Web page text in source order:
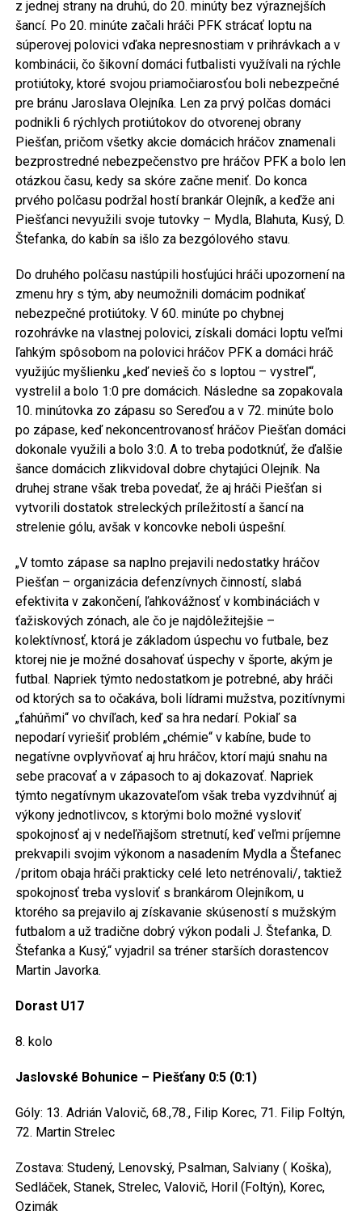
z jednej strany na druhú, do 20. minúty bez výraznejších
šancí. Po 20. minúte začali hráči PFK strácať loptu na
súperovej polovici vďaka nepresnostiam v prihrávkach a v
kombinácii, čo šikovní domáci futbalisti využívali na rýchle
protiútoky, ktoré svojou priamočiarosťou boli nebezpečné
pre bránu Jaroslava Olejníka. Len za prvý polčas domáci
podnikli 6 rýchlych protiútokov do otvorenej obrany
Piešťan, pričom všetky akcie domácich hráčov znamenali
bezprostredné nebezpečenstvo pre hráčov PFK a bolo len
otázkou času, kedy sa skóre začne meniť. Do konca
prvého polčasu podržal hostí brankár Olejník, a keďže ani
Piešťanci nevyužili svoje tutovky – Mydla, Blahuta, Kusý, D.
Štefanka, do kabín sa išlo za bezgólového stavu.
Do druhého polčasu nastúpili hosťujúci hráči upozornení na
zmenu hry s tým, aby neumožnili domácim podnikať
nebezpečné protiútoky. V 60. minúte po chybnej
rozohrávke na vlastnej polovici, získali domáci loptu veľmi
ľahkým spôsobom na polovici hráčov PFK a domáci hráč
využijúc myšlienku „keď nevieš čo s loptou – vystreľ“,
vystrelil a bolo 1:0 pre domácich. Následne sa zopakovala
10. minútovka zo zápasu so Sereďou a v 72. minúte bolo
po zápase, keď nekoncentrovanosť hráčov Piešťan domáci
dokonale využili a bolo 3:0. A to treba podotknúť, že ďalšie
šance domácich zlikvidoval dobre chytajúci Olejník. Na
druhej strane však treba povedať, že aj hráči Piešťan si
vytvorili dostatok streleckých príležitostí a šancí na
strelenie gólu, avšak v koncovke neboli úspešní.
„V tomto zápase sa naplno prejavili nedostatky hráčov
Piešťan – organizácia defenzívnych činností, slabá
efektivita v zakončení, ľahkovážnosť v kombináciách v
ťažiskových zónach, ale čo je najdôležitejšie –
kolektívnosť, ktorá je základom úspechu vo futbale, bez
ktorej nie je možné dosahovať úspechy v športe, akým je
futbal. Napriek týmto nedostatkom je potrebné, aby hráči
od ktorých sa to očakáva, boli lídrami mužstva, pozitívnymi
„ťahúňmi“ vo chvíľach, keď sa hra nedarí. Pokiaľ sa
nepodarí vyriešiť problém „chémie“ v kabíne, bude to
negatívne ovplyvňovať aj hru hráčov, ktorí majú snahu na
sebe pracovať a v zápasoch to aj dokazovať. Napriek
týmto negatívnym ukazovateľom však treba vyzdvihnúť aj
výkony jednotlivcov, s ktorými bolo možné vysloviť
spokojnosť aj v nedeľňajšom stretnutí, keď veľmi príjemne
prekvapili svojim výkonom a nasadením Mydla a Štefanec
/pritom obaja hráči prakticky celé leto netrénovali/, taktiež
spokojnosť treba vysloviť s brankárom Olejníkom, u
ktorého sa prejavilo aj získavanie skúseností s mužským
futbalom a už tradične dobrý výkon podali J. Štefanka, D.
Štefanka a Kusý,“ vyjadril sa tréner starších dorastencov
Martin Javorka.
Dorast U17
8. kolo
Jaslovské Bohunice – Piešťany 0:5 (0:1)
Góly: 13. Adrián Valovič, 68.,78., Filip Korec, 71. Filip Foltýn,
72. Martin Strelec
Zostava: Studený, Lenovský, Psalman, Salviany ( Koška),
Sedláček, Stanek, Strelec, Valovič, Horil (Foltýn), Korec,
Ozimák